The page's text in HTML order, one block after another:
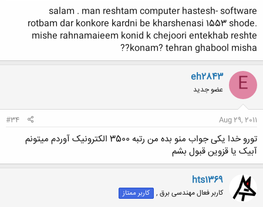
salam . man reshtam computer hastesh- software
rotbam dar konkore kardni be kharshenasi 1553 shode.
mishe rahnamaieem konid k chejoori entekhab reshte
konam? tehran ghabool misha??
E
eh2843
عضو جدید
Aug 29, 2011
#34
تورو خدا یکی جواب منو بده من رتبه 3500 الکترونیک آوردم میتونم
آبیک یا قزوین قبول بشم
hts1369
کاربر فعال مهندسی برق , کاربر ممتاز